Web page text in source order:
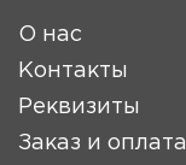
О нас
Контакты
Реквизиты
Заказ и оплата